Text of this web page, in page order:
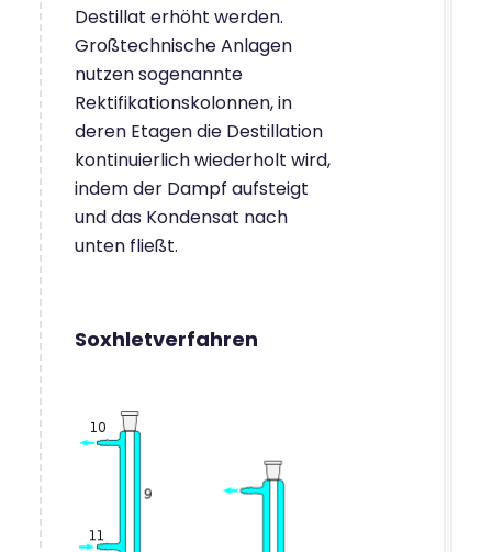
Destillat erhöht werden.
Großtechnische Anlagen
nutzen sogenannte
Rektifikationskolonnen, in
deren Etagen die Destillation
kontinuierlich wiederholt wird,
indem der Dampf aufsteigt
und das Kondensat nach
unten fließt.
Soxhletverfahren